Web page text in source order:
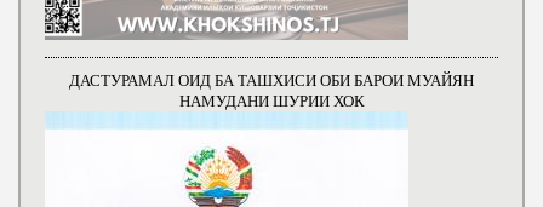
ДАСТУРАМАЛ ОИД БА ТАШХИСИ ОБИ БАРОИ МУАЙЯН
НАМУДАНИ ШУРИИ ХОК